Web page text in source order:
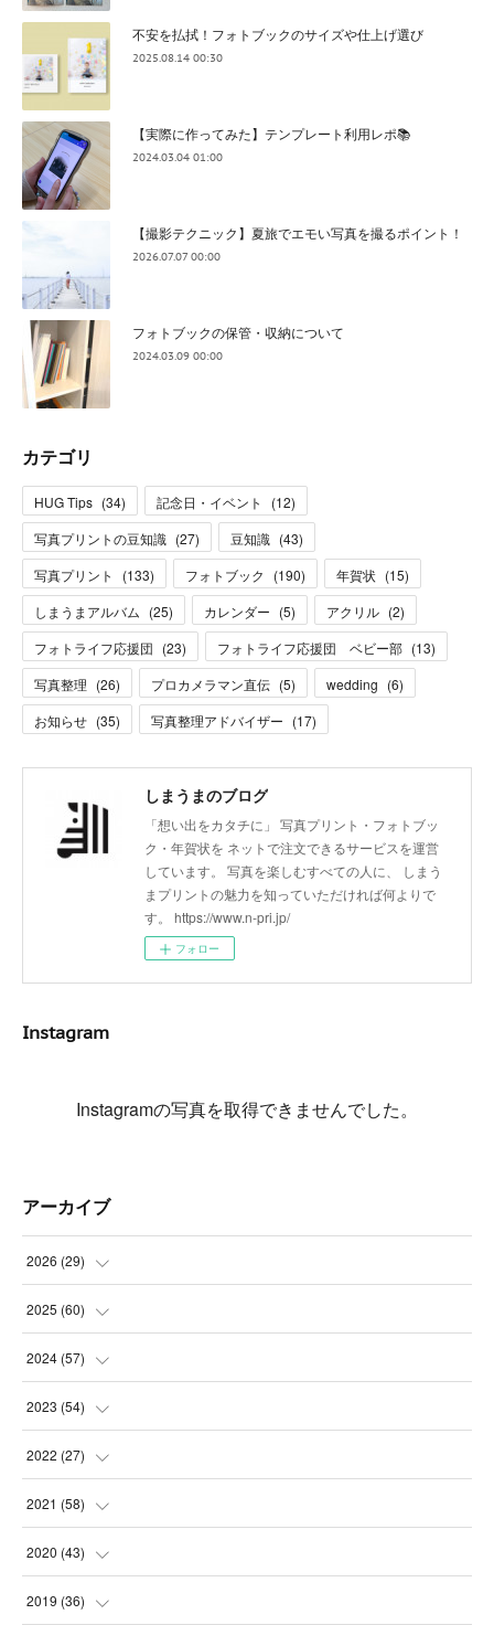
不安を払拭！フォトブックのサイズや仕上げ選び
2025.08.14 00:30
【実際に作ってみた】テンプレート利用レポ📚
2024.03.04 01:00
【撮影テクニック】夏旅でエモい写真を撮るポイント！
2026.07.07 00:00
フォトブックの保管・収納について
2024.03.09 00:00
カテゴリ
HUG Tips (34) 記念日・イベント (12)
写真プリントの豆知識 (27) 豆知識 (43)
写真プリント
(133) フォトブック (190) 年賀状 (15)
しまうまアルバム (25) カレンダー (5) アクリル (2)
フォトライフ応援団 (23) フォトライフ応援団 ベビー部 (13)
写真整理 (26) プロカメラマン直伝 (5) wedding (6)
お知らせ (35) 写真整理アドバイザー (17)
しまうまのブログ
「想い出をカタチに」 写真プリント・フォトブッ
ク・年賀状を ネットで注文できるサービスを運営
しています。 写真を楽しむすべての人に、 しまう
まプリントの魅力を知っていただければ何よりで
す。 https://www.n-pri.jp/
フォロー
Instagram
Instagramの写真を取得できませんでした。
アーカイブ
2026 (29)
(5
(3
(7
(6
2025 (60)
(3
(3
(3
(2
2024 (57)
(4
(5
(2
(6
2023 (54)
(6
(8
(9
(6
2022 (27)
(1
(3
(3
2021 (58)
(1
(5
2020 (43)
(5
2019 (36)